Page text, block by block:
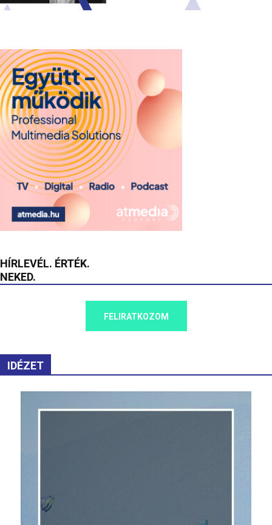
HÍRLEVÉL. ÉRTÉK.
NEKED.
FELIRATKOZOM
IDÉZET